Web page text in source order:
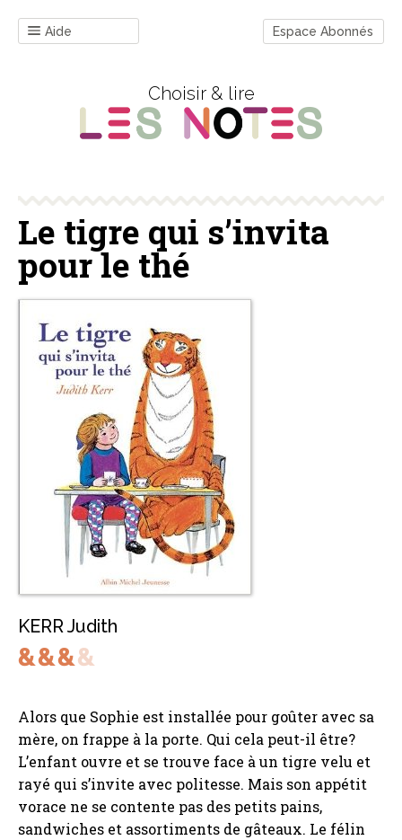
Aide Espace Abonnés
Choisir & lire
Le tigre qui s’invita
pour le thé
KERR Judith
Alors que Sophie est installée pour goûter avec sa
mère, on frappe à la porte. Qui cela peut-il être?
L’enfant ouvre et se trouve face à un tigre velu et
rayé qui s’invite avec politesse. Mais son appétit
vorace ne se contente pas des petits pains,
sandwiches et assortiments de gâteaux. Le félin